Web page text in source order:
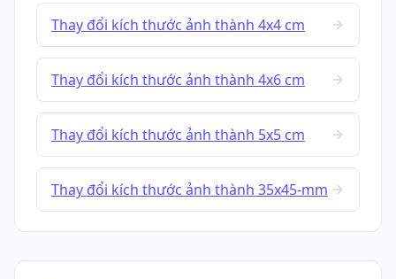
Thay đổi kích thước ảnh thành 4x4 cm
Thay đổi kích thước ảnh thành 4x6 cm
Thay đổi kích thước ảnh thành 5x5 cm
Thay đổi kích thước ảnh thành 35x45-mm